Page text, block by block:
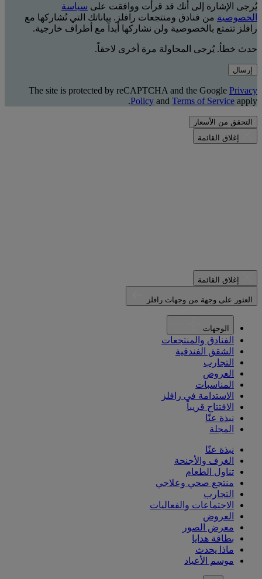
يُرجى الإشارة إلى أنك قد قرأت ووافقت على سياسة
الخصوصية من فنادق ومنتجعات رافلز. بياناتك التي تُشاركها مع
رافلز تتمتع بالخصوصية ولن نشاركها أبداً مع أطراف خارجية.
حدث خطأ. يُرجى المحاولة مرة أخرى لاحقاً.
إرسال
The site is protected by reCAPTCHA and the Google Privacy
Policy and Terms of Service apply.
التحقق من الأسعار
إغلاق القائمة
إغلاق القائمة
العثور على وجهة من وجهات رافلز
الوجهات
الفنادق والمنتجعات
الشقق الفندقية
التجارب
العروض
المناسبات
الاستدامة في رافلز
الافتتاح قريباً
نبذة عنّا
المجلة
نبذة عنّا
الغرف والأجنحة
تناول الطعام
منتجع صحي وعلاجي
التجارب
الاجتماعات والفعاليات
العروض
معرض الصور
بطاقة هدايا
ماذا يحدث
موسم الأعياد